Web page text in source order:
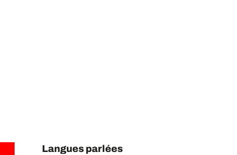
Langues parlées
Langues parlées